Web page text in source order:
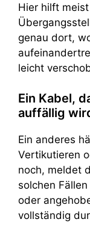
Hier hilft
genau dort,
leicht
Ein Kabel,
auffällig
Ein anderes
Vertikutieren
noch, meldet
solchen
oder
vollständig